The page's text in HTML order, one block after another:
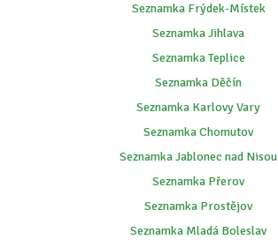
Seznamka Frýdek-Místek
Seznamka Jihlava
Seznamka Teplice
Seznamka Děčín
Seznamka Karlovy Vary
Seznamka Chomutov
Seznamka Jablonec nad Nisou
Seznamka Přerov
Seznamka Prostějov
Seznamka Mladá Boleslav